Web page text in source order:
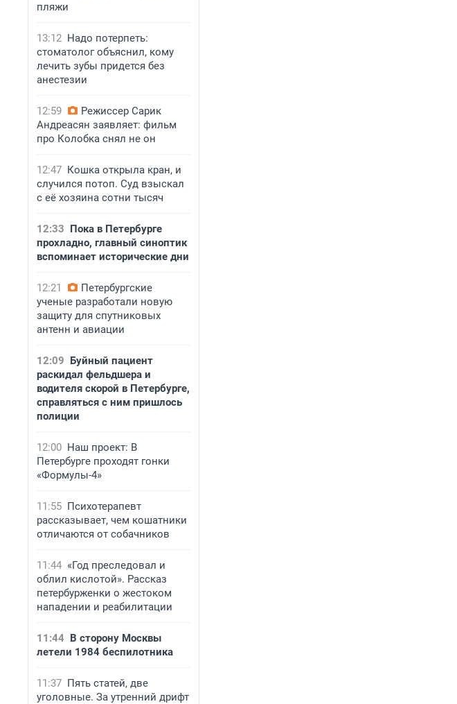
пляжи
13:12 Надо потерпеть:
стоматолог объяснил, кому
лечить зубы придется без
анестезии
12:59
Режиссер Сарик
Андреасян заявляет: фильм
про Колобка снял не он
12:47 Кошка открыла кран, и
случился потоп. Суд взыскал
с её хозяина сотни тысяч
12:33 Пока в Петербурге
прохладно, главный синоптик
вспоминает исторические дни
12:21
Петербургские
ученые разработали новую
защиту для спутниковых
антенн и авиации
12:09 Буйный пациент
раскидал фельдшера и
водителя скорой в Петербурге,
справляться с ним пришлось
полиции
12:00 Наш проект: В
Петербурге проходят гонки
«Формулы-4»
11:55 Психотерапевт
рассказывает, чем кошатники
отличаются от собачников
11:44 «Год преследовал и
облил кислотой». Рассказ
петербурженки о жестоком
нападении и реабилитации
11:44 В сторону Москвы
летели 1984 беспилотника
11:37 Пять статей, две
уголовные. За утренний дрифт